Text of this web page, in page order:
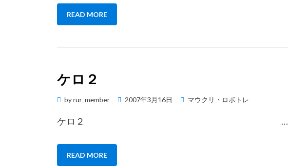
READ MORE
ケロ２
byrur_member
Posted
2007年3月16日 マウクリ・ロボトレ
ケロ２ …
READ MORE